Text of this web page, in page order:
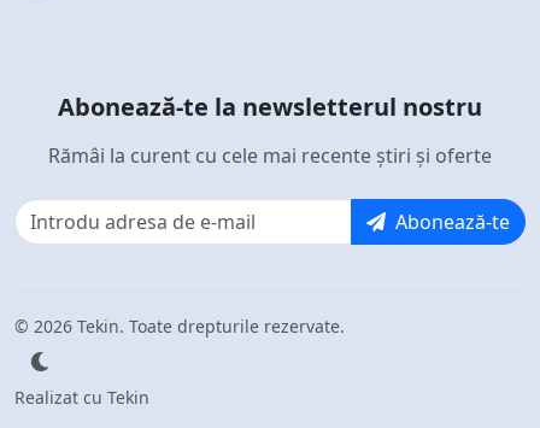
Abonează-te la newsletterul nostru
Rămâi la curent cu cele mai recente știri și oferte
Abonează-te
© 2026 Tekin. Toate drepturile rezervate.
Realizat cu Tekin